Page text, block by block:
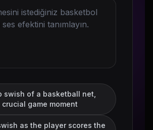
swish of a basketball net,
crucial game moment
as the player scores the